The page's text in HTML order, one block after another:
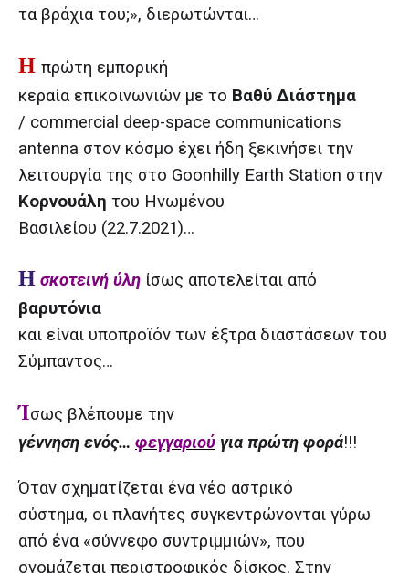
τα βράχια του;», διερωτώνται…
Η πρώτη εμπορική
κεραία επικοινωνιών με το Βαθύ Διάστημα
/ commercial deep-space communications
antenna στον κόσμο έχει ήδη ξεκινήσει την
λειτουργία της στο Goonhilly Earth Station στην
Κορνουάλη του Ηνωμένου
Βασιλείου (22.7.2021)…
H σκοτεινή ύλη ίσως αποτελείται από
βαρυτόνια
και είναι υποπροϊόν των έξτρα διαστάσεων του
Σύμπαντος…
Ίσως βλέπουμε την
γέννηση ενός… φεγγαριού για πρώτη φορά!!!
Όταν σχηματίζεται ένα νέο αστρικό
σύστημα, οι πλανήτες συγκεντρώνονται γύρω
από ένα «σύννεφο συντριμμιών», που
ονομάζεται περιστροφικός δίσκος. Στην